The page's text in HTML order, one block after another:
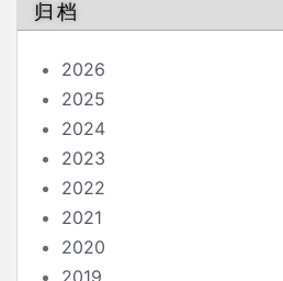
归档
2026
2025
2024
2023
2022
2021
2020
2019